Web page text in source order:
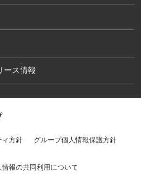
ース情報
ィ方針 グループ個人情報保護方針
報の共同利用について